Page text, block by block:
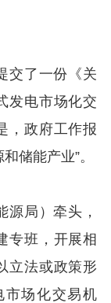
交了一份《关
发电市场化交
，政府工作报
储能产业”。
源局）牵头，
专班，开展相
立法或政策形
市场化交易机